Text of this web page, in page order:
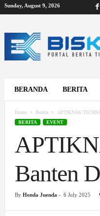
Sunday, August 9, 2026
i
BERANDA
BERITA
Home Berita
APTIKNAS
BERITA
EVENT
Banten
By Henda Juenda - 6 July 2025